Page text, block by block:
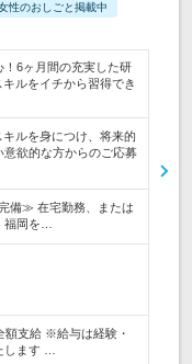
性のおしごと掲載中
6ヶ月間の充実した研
ルをイチから習得でき
ルを身につけ、将来的
欲的な方からのご応募
備≫ 在宅勤務、または
福岡を…
額支給 ※給与は経験・
します …